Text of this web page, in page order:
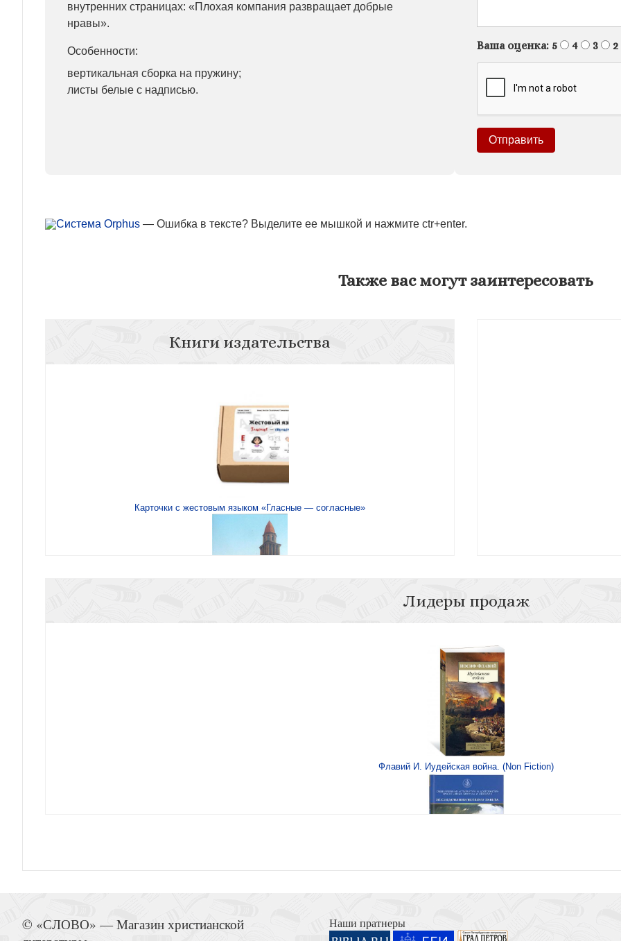
внутренних страницах: «Плохая компания развращает добрые
нравы».
Особенности:
вертикальная сборка на пружину;
листы белые с надписью.
Ваша оценка: 5 4 3 2
— Ошибка в тексте? Выделите ее мышкой и нажмите ctr+enter.
Также вас могут заинтересовать
Книги издательства
Карточки с жестовым языком «Гласные — согласные»
Лидеры продаж
Флавий И. Иудейская война. (Non Fiction)
Книга Иисуса Навина
© «СЛОВО» — Магазин христианской
Наши пратнеры